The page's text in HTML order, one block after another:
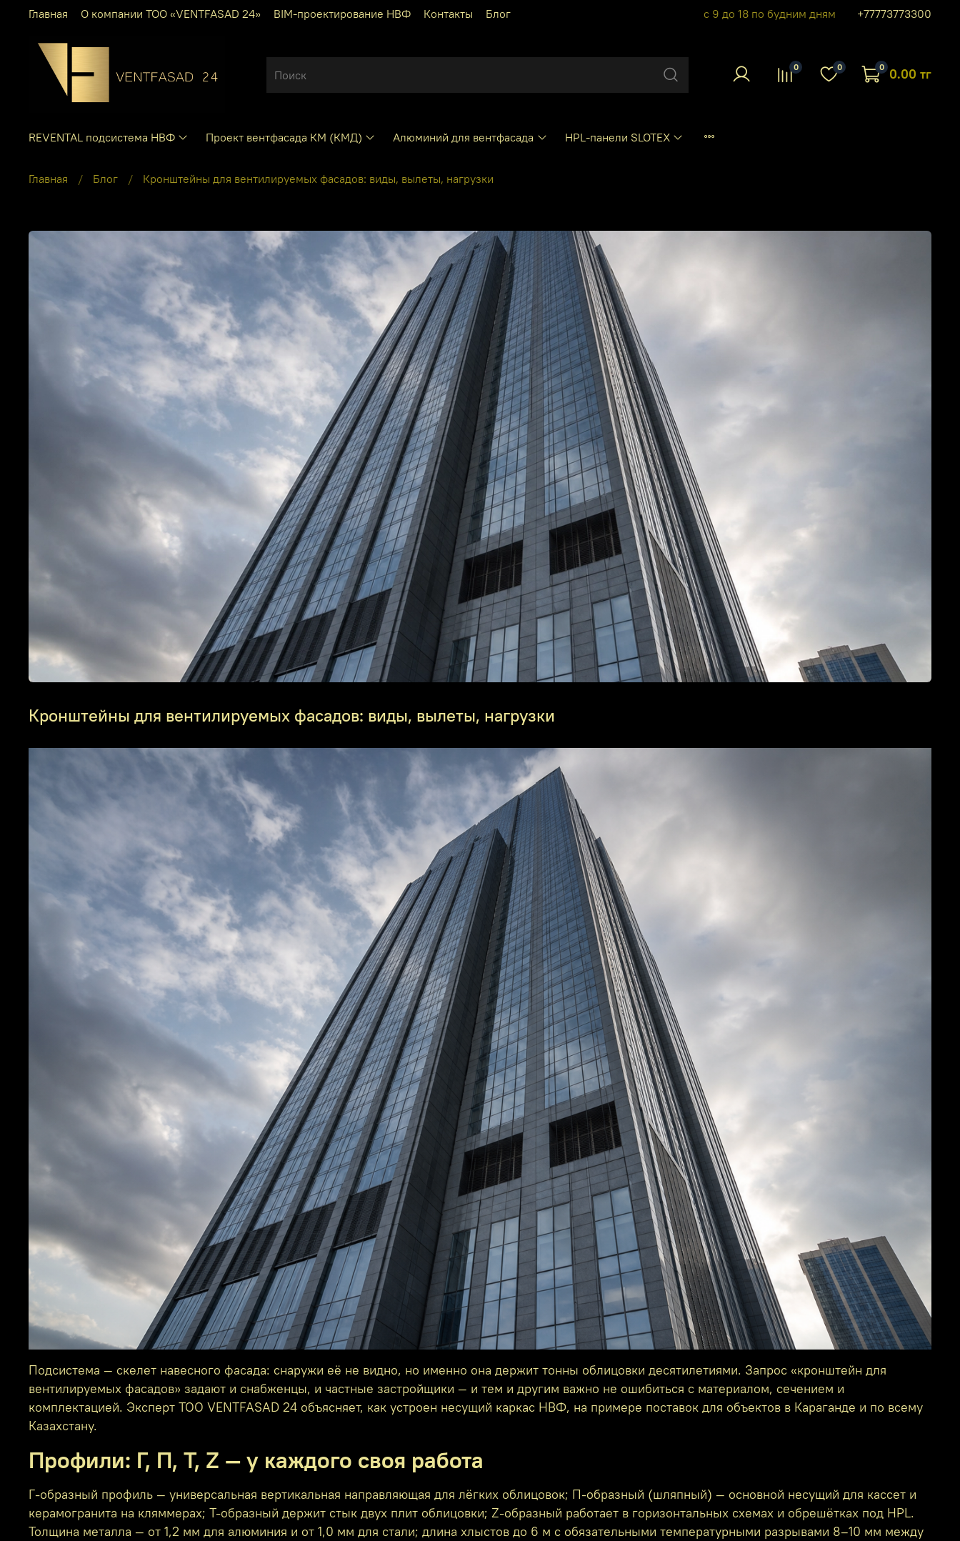
Главная О компании ТОО «VENTFASAD 24» BIM-проектирование НВФ Контакты Блог с 9 до 18 по будним дням +77773773300
0 0 0 0.00 тг
REVENTAL подсистема НВФ Проект вентфасада КМ (КМД) Алюминий для вентфасада HPL-панели SLOTEX
Главная Блог Кронштейны для вентилируемых фасадов: виды, вылеты, нагрузки
Кронштейны для вентилируемых фасадов: виды, вылеты, нагрузки
Подсистема — скелет навесного фасада: снаружи её не видно, но именно она держит тонны облицовки десятилетиями. Запрос «кронштейн для
вентилируемых фасадов» задают и снабженцы, и частные застройщики — и тем и другим важно не ошибиться с материалом, сечением и
комплектацией. Эксперт ТОО VENTFASAD 24 объясняет, как устроен несущий каркас НВФ, на примере поставок для объектов в Караганде и по всему
Казахстану.
Профили: Г, П, Т, Z — у каждого своя работа
Г-образный профиль — универсальная вертикальная направляющая для лёгких облицовок; П-образный (шляпный) — основной несущий для кассет и
керамогранита на кляммерах; Т-образный держит стык двух плит облицовки; Z-образный работает в горизонтальных схемах и обрешётках под HPL.
Толщина металла — от 1,2 мм для алюминия и от 1,0 мм для стали; длина хлыстов до 6 м с обязательными температурными разрывами 8–10 мм между